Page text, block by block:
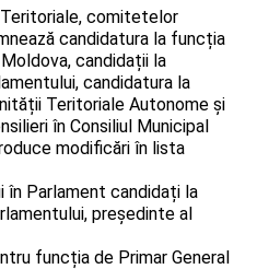
comitetelor
candidatura la funcția
candidații la
candidatura la
Teritoriale Autonome și
în Consiliul Municipal
modificări în lista
în Parlament candidați la
președinte al
funcția de Primar General